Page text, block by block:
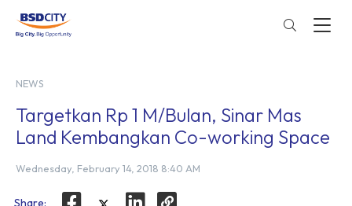
NEWS
Targetkan Rp 1 M/Bulan, Sinar Mas
Land Kembangkan Co-working Space
Wednesday, February 14, 2018 8:40 AM
Share: